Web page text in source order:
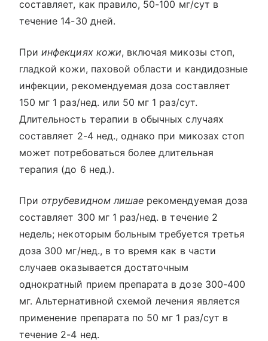
составляет, как правило, 50-100 мг/сут в
течение 14-30 дней.
Приинфекциях кожи, включая микозы стоп,
гладкой кожи, паховой области и кандидозные
инфекции, рекомендуемая доза составляет
150 мг 1 раз/нед. или 50 мг 1 раз/сут.
Длительность терапии в обычных случаях
составляет 2-4 нед., однако при микозах стоп
может потребоваться более длительная
терапия (до 6 нед.).
Приотрубевидном лишае рекомендуемая доза
составляет 300 мг 1 раз/нед. в течение 2
недель; некоторым больным требуется третья
доза 300 мг/нед., в то время как в части
случаев оказывается достаточным
однократный прием препарата в дозе 300-400
мг. Альтернативной схемой лечения является
применение препарата по 50 мг 1 раз/сут в
течение 2-4 нед.